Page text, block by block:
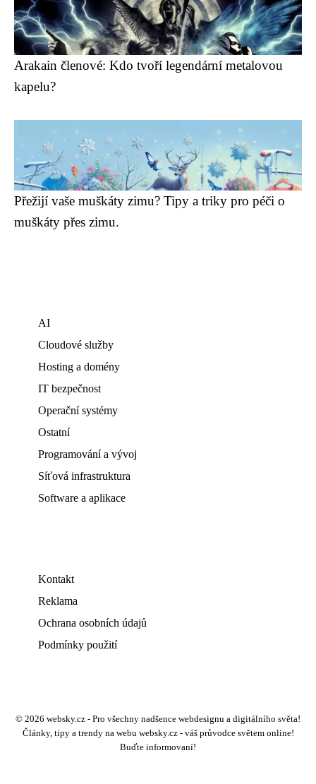
Arakain členové: Kdo tvoří legendární metalovou
kapelu?
Přežijí vaše muškáty zimu? Tipy a triky pro péči o
muškáty přes zimu.
AI
Cloudové služby
Hosting a domény
IT bezpečnost
Operační systémy
Ostatní
Programování a vývoj
Síťová infrastruktura
Software a aplikace
Kontakt
Reklama
Ochrana osobních údajů
Podmínky použití
© 2026 websky.cz - Pro všechny nadšence webdesignu a digitálního světa!
Články, tipy a trendy na webu websky.cz - váš průvodce světem online!
Buďte informovaní!